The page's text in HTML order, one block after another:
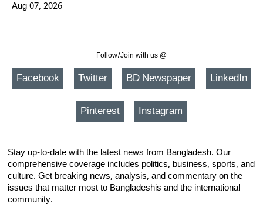
Aug 07, 2026
Follow/Join with us @
Facebook Twitter BD Newspaper LinkedIn
Pinterest Instagram
Stay up-to-date with the latest news from Bangladesh. Our
comprehensive coverage includes politics, business, sports, and
culture. Get breaking news, analysis, and commentary on the
issues that matter most to Bangladeshis and the international
community.